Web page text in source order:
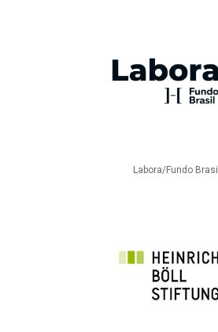
Labora/Fundo Brasil